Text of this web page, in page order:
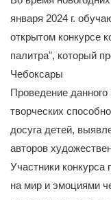
января 2024 г.
открытом конкурсе
палитра", который
Чебоксары
Проведение
творческих
досуга детей,
авторов
Участники конкурса
на мир и эмоциями